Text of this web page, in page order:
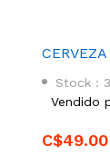
Stock :
Vendido
C$49.00